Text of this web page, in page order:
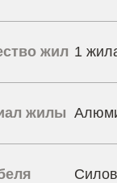
жил 1
жилы